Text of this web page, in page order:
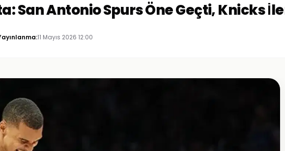
San Antonio Spurs Öne Geçti, Knicks
11 Mayıs 2026 12:00